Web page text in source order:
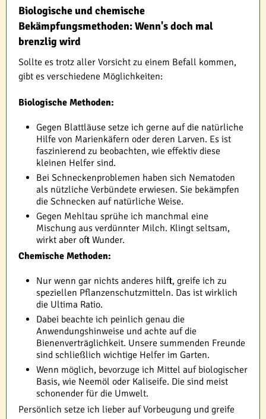
Biologische und chemische
Bekämpfungsmethoden: Wenn's doch mal
brenzlig wird
Sollte es trotz aller Vorsicht zu einem Befall kommen,
gibt es verschiedene Möglichkeiten:
Biologische Methoden:
Gegen Blattläuse setze ich gerne auf die natürliche
Hilfe von Marienkäfern oder deren Larven. Es ist
faszinierend zu beobachten, wie effektiv diese
kleinen Helfer sind.
Bei Schneckenproblemen haben sich Nematoden
als nützliche Verbündete erwiesen. Sie bekämpfen
die Schnecken auf natürliche Weise.
Gegen Mehltau sprühe ich manchmal eine
Mischung aus verdünnter Milch. Klingt seltsam,
wirkt aber oft Wunder.
Chemische Methoden:
Nur wenn gar nichts anderes hilft, greife ich zu
speziellen Pflanzenschutzmitteln. Das ist wirklich
die Ultima Ratio.
Dabei beachte ich peinlich genau die
Anwendungshinweise und achte auf die
Bienenverträglichkeit. Unsere summenden Freunde
sind schließlich wichtige Helfer im Garten.
Wenn möglich, bevorzuge ich Mittel auf biologischer
Basis, wie Neemöl oder Kaliseife. Die sind meist
schonender für die Umwelt.
Persönlich setze ich lieber auf Vorbeugung und greife